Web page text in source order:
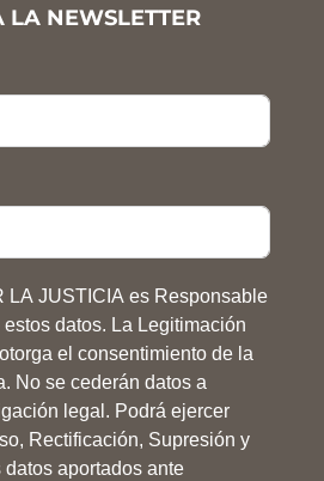
LA NEWSLETTER
LA JUSTICIA es Responsable
datos. La Legitimación
el consentimiento de la
No se cederán datos a
legal. Podrá ejercer
Rectificación, Supresión y
aportados ante